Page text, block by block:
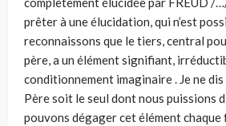
prêter à une élucidation, qui n’est
reconnaissons que le tiers, central
père, a un élément signifiant,
conditionnement imaginaire . Je ne
Père soit le seul dont nous puissions
pouvons dégager cet élément chaque